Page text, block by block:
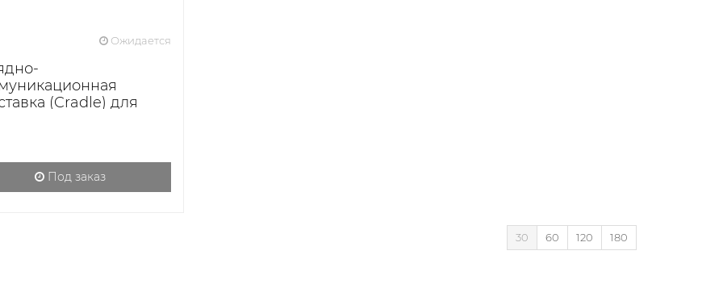
Ожидается
(Cradle) для
Под заказ
30 60 120 180